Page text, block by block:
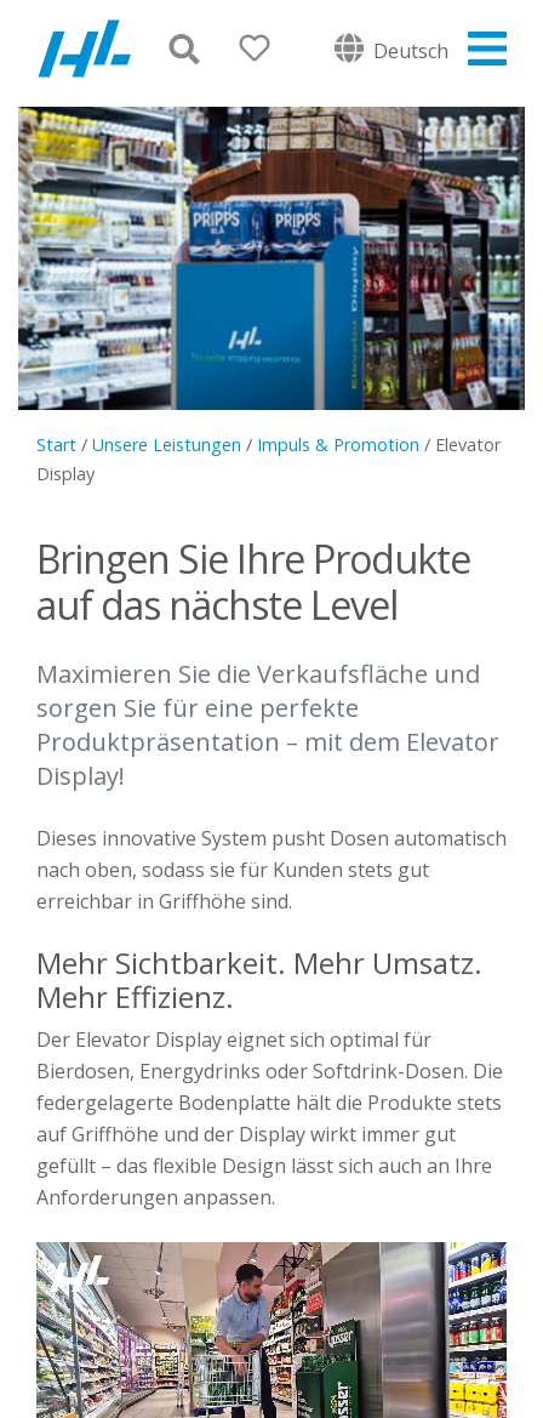
Deutsch
Start / Unsere Leistungen / Impuls & Promotion / Elevator
Display
Bringen Sie Ihre Produkte
auf das nächste Level
Maximieren Sie die Verkaufsfläche und
sorgen Sie für eine perfekte
Produktpräsentation – mit dem Elevator
Display!
Dieses innovative System pusht Dosen automatisch
nach oben, sodass sie für Kunden stets gut
erreichbar in Griffhöhe sind.
Mehr Sichtbarkeit. Mehr Umsatz.
Mehr Effizienz.
Der Elevator Display eignet sich optimal für
Bierdosen, Energydrinks oder Softdrink-Dosen. Die
federgelagerte Bodenplatte hält die Produkte stets
auf Griffhöhe und der Display wirkt immer gut
gefüllt – das flexible Design lässt sich auch an Ihre
Anforderungen anpassen.